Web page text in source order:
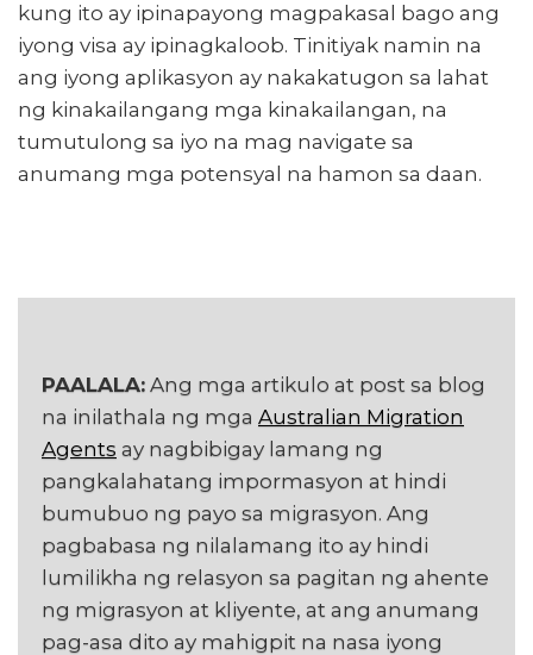
kung ito ay ipinapayong magpakasal bago ang
iyong visa ay ipinagkaloob. Tinitiyak namin na
ang iyong aplikasyon ay nakakatugon sa lahat
ng kinakailangang mga kinakailangan, na
tumutulong sa iyo na mag navigate sa
anumang mga potensyal na hamon sa daan.
PAALALA: Ang mga artikulo at post sa blog
na inilathala ng mga Australian Migration
Agents ay nagbibigay lamang ng
pangkalahatang impormasyon at hindi
bumubuo ng payo sa migrasyon. Ang
pagbabasa ng nilalamang ito ay hindi
lumilikha ng relasyon sa pagitan ng ahente
ng migrasyon at kliyente, at ang anumang
pag-asa dito ay mahigpit na nasa iyong